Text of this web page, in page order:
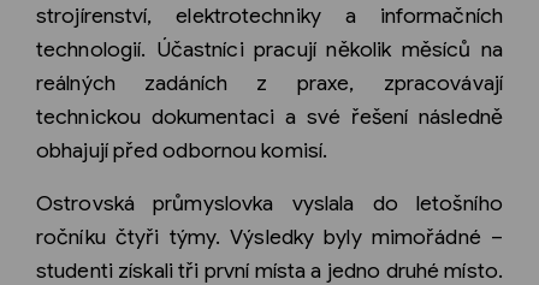
strojírenství, elektrotechniky a informačních
technologií. Účastníci pracují několik měsíců na
reálných zadáních z praxe, zpracovávají
technickou dokumentaci a své řešení následně
obhajují před odbornou komisí.
Ostrovská průmyslovka vyslala do letošního
ročníku čtyři týmy. Výsledky byly mimořádné –
studenti získali tři první místa a jedno druhé místo.